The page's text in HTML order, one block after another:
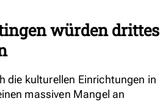
würden drittes
die kulturellen Einrichtungen in
massiven Mangel an